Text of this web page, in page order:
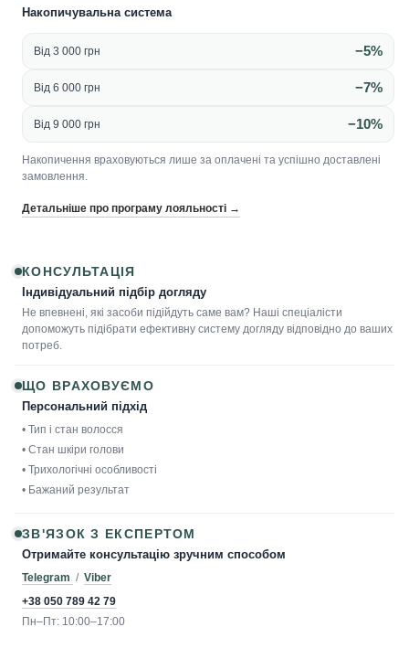
Накопичувальна система
Від 3 000 грн −5%
Від 6 000 грн −7%
Від 9 000 грн −10%
Накопичення враховуються лише за оплачені та успішно доставлені
замовлення.
Детальніше про програму лояльності →
КОНСУЛЬТАЦІЯ
Індивідуальний підбір догляду
Не впевнені, які засоби підійдуть саме вам? Наші спеціалісти
допоможуть підібрати ефективну систему догляду відповідно до ваших
потреб.
ЩО ВРАХОВУЄМО
Персональний підхід
• Тип і стан волосся
• Стан шкіри голови
• Трихологічні особливості
• Бажаний результат
ЗВ'ЯЗОК З ЕКСПЕРТОМ
Отримайте консультацію зручним способом
Telegram / Viber
+38 050 789 42 79
Пн–Пт: 10:00–17:00